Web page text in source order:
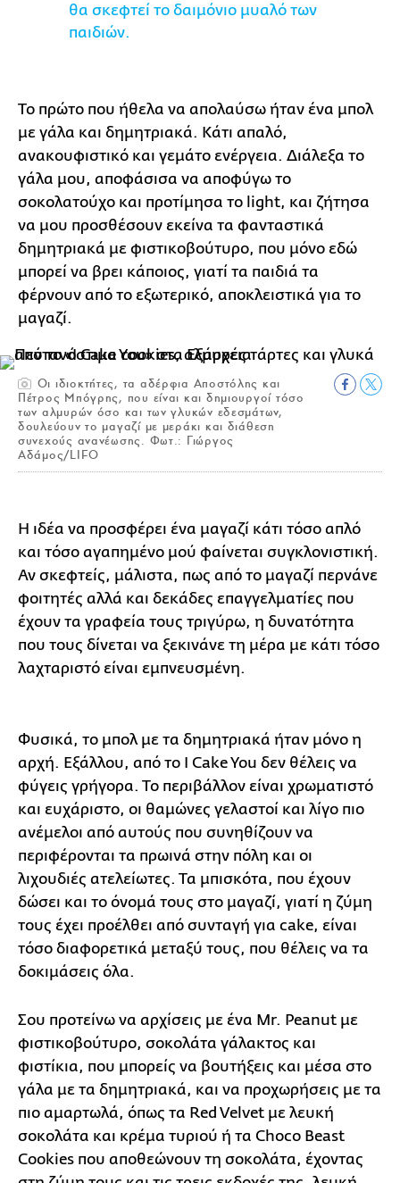
θα σκεφτεί το δαιμόνιo μυαλό των
παιδιών.
Το πρώτο που ήθελα να απολαύσω ήταν ένα μπολ
με γάλα και δημητριακά. Κάτι απαλό,
ανακουφιστικό και γεμάτο ενέργεια. Διάλεξα το
γάλα μου, αποφάσισα να αποφύγω το
σοκολατούχο και προτίμησα το light, και ζήτησα
να μου προσθέσουν εκείνα τα φανταστικά
δημητριακά με φιστικοβούτυρο, που μόνο εδώ
μπορεί να βρει κάποιος, γιατί τα παιδιά τα
φέρνουν από το εξωτερικό, αποκλειστικά για το
μαγαζί.
Οι ιδιοκτήτες, τα αδέρφια Αποστόλης και
Πέτρος Μπόγρης, που είναι και δημιουργοί τόσο
των αλμυρών όσο και των γλυκών εδεσμάτων,
δουλεύουν το μαγαζί με μεράκι και διάθεση
συνεχούς ανανέωσης. Φωτ.: Γιώργος
Αδάμος/LIFO
Η ιδέα να προσφέρει ένα μαγαζί κάτι τόσο απλό
και τόσο αγαπημένο μού φαίνεται συγκλονιστική.
Αν σκεφτείς, μάλιστα, πως από το μαγαζί περνάνε
φοιτητές αλλά και δεκάδες επαγγελματίες που
έχουν τα γραφεία τους τριγύρω, η δυνατότητα
που τους δίνεται να ξεκινάνε τη μέρα με κάτι τόσο
λαχταριστό είναι εμπνευσμένη.
Φυσικά, το μπολ με τα δημητριακά ήταν μόνο η
αρχή. Εξάλλου, από το I Cake You δεν θέλεις να
φύγεις γρήγορα. Το περιβάλλον είναι χρωματιστό
και ευχάριστο, οι θαμώνες γελαστοί και λίγο πιο
ανέμελοι από αυτούς που συνηθίζουν να
περιφέρονται τα πρωινά στην πόλη και οι
λιχουδιές ατελείωτες. Τα μπισκότα, που έχουν
δώσει και το όνομά τους στο μαγαζί, γιατί η ζύμη
τους έχει προέλθει από συνταγή για cake, είναι
τόσο διαφορετικά μεταξύ τους, που θέλεις να τα
δοκιμάσεις όλα.
Σου προτείνω να αρχίσεις με ένα Mr. Peanut με
φιστικοβούτυρο, σοκολάτα γάλακτος και
φιστίκια, που μπορείς να βουτήξεις και μέσα στο
γάλα με τα δημητριακά, και να προχωρήσεις με τα
πιο αμαρτωλά, όπως τα Red Velvet με λευκή
σοκολάτα και κρέμα τυριού ή τα Choco Beast
Cookies που αποθεώνουν τη σοκολάτα, έχοντας